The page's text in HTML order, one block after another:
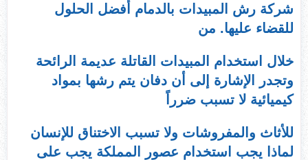
شركة رش المبيدات بالدمام أفضل الحلول
للقضاء عليها. من
خلال استخدام المبيدات القاتلة عديمة الرائحة
وتجدر الإشارة إلى أن دفان يتم رشها بمواد
كيميائية لا تسبب ضرراً
للأثاث والمفروشات ولا تسبب الاختناق للإنسان
لماذا يجب استخدام عصور المملكة يجب على